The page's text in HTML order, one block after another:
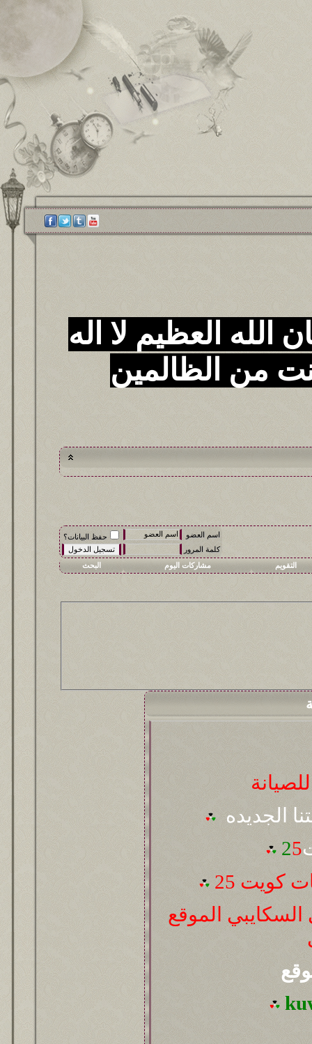
الله العظيم لا اله
من الظالمين
اسم العضو
حفظ البيانات؟
كلمة المرور
التقويم
مشاركات اليوم البحث
الجديده
25
كويت 25
الموقع